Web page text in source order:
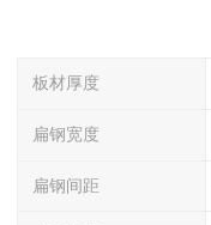
板材厚度
扁钢宽度
扁钢间距